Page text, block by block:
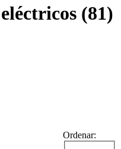
(81)
Ordenar: